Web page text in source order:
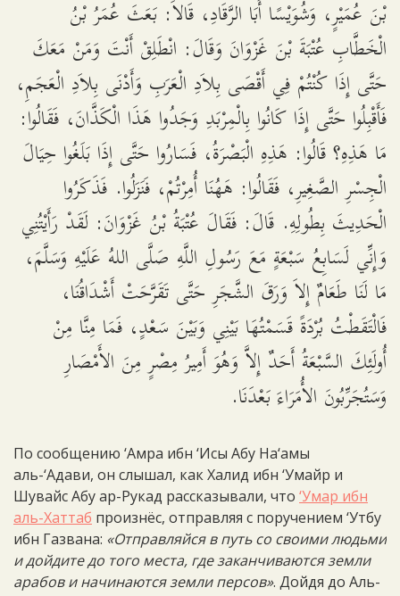
بْنَ عُمَيْرٍ، وَشُوَيْسًا أَبَا الرَّقَادِ، قَالاَ: بَعَثَ عُمَرُ بْنُ
الْخَطَّابِ عُتْبَةَ بْنَ غَزْوَانَ وَقَالَ: انْطَلِقْ أَنْتَ وَمَنْ مَعَكَ
حَتَّى إِذَا كُنْتُمْ فِي أَقْصَى بِلاَدِ الْعَرَبِ وَأَدْنَى بِلاَدِ الْعَجَمِ،
فَأَقْبِلُوا حَتَّى إِذَا كَانُوا بِالْمِرْبَدِ وَجَدُوا هَذَا الْكَذَّانَ، فَقَالُوا:
مَا هَذِهِ؟ قَالُوا: هَذِهِ الْبَصْرَةُ، فَسَارُوا حَتَّى إِذَا بَلَغُوا حِيَالَ
الْجِسْرِ الصَّغِيرِ، فَقَالُوا: هَهُنَا أُمِرْتُمْ، فَنَزَلُوا. فَذَكَرُوا
الْحَدِيثَ بِطُولِهِ. قَالَ: فَقَالَ عُتْبَةُ بْنُ غَزْوَانَ: لَقَدْ رَأَيْتُنِي
وَإِنِّي لَسَابِعُ سَبْعَةٍ مَعَ رَسُولِ اللَّهِ صَلَّى اللهُ عَلَيْهِ وَسَلَّمَ،
مَا لَنَا طَعَامٌ إِلاَ وَرَقَ الشَّجَرِ حَتَّى تَقَرَّحَتْ أَشْدَاقُنَا،
فَالْتَقَطْتُ بُرْدَةً قَسَمْتُهَا بَيْنِي وَبَيْنَ سَعْدٍ، فَمَا مِنَّا مِنْ
أُولَئِكَ السَّبْعَةُ أَحَدٌ إِلاَّ وَهُوَ أَمِيرُ مِصْرٍ مِنَ الأَمْصَارِ
وَسَتُجَرِّبُونَ الأُمَرَاءَ بَعْدَنَا.
По сообщению ‘Амра ибн ‘Исы Абу На‘амы
аль-‘Адави, он слышал, как Халид ибн ‘Умайр и
Шувайс Абу ар-Рукад рассказывали, что ‘Умар ибн
аль-Хаттаб произнёс, отправляя с поручением ‘Утбу
ибн Газвана: «Отправляйся в путь со своими людьми
и дойдите до того места, где заканчиваются земли
арабов и начинаются земли персов». Дойдя до Аль-